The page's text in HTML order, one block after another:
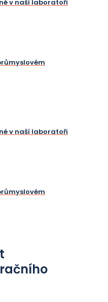
v naší laboratoři
v naší laboratoři